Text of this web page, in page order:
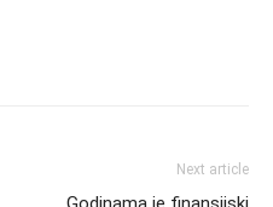
Next article